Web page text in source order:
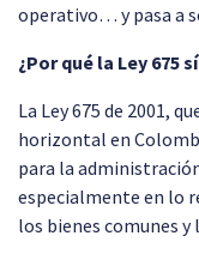
operativo… y pasa a
¿Por qué la Ley 675
La Ley 675 de 2001,
horizontal en
para la
especialmente en lo
los bienes comunes